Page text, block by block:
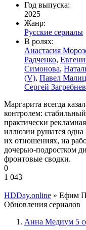
Год выпуска:
2025
Жанр:
Русские сериалы
В ролях:
Анастасия
Радченко,
Симонова,
(V), Павел
Сергей Загребнев
Маргарита всегда
контролем:
практически
иллюзии рушатся одна
их отношениях, на
дочерью-подростком
фронтовые сводки.
0
1 043
HDDay.online » Ефим
Обновления сериалов
Анна Медиум 5